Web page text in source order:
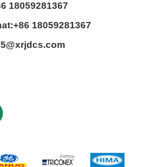
18059281367
18059281367